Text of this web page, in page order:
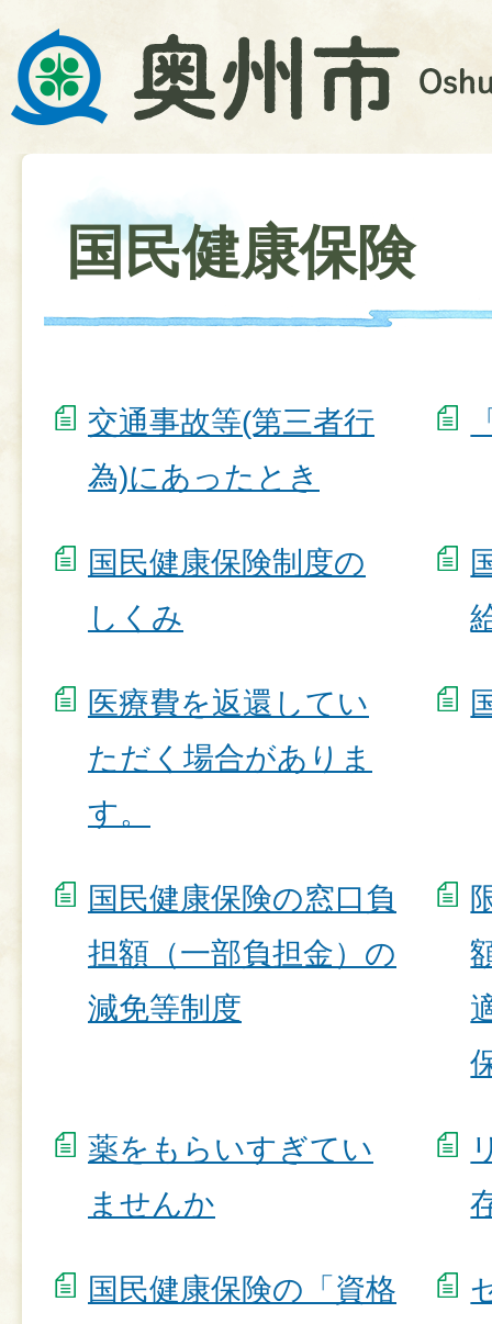
国民健康保険
交通事故等(第三者行
為)にあったとき
国民健康保険制度の
しくみ
医療費を返還してい
ただく場合がありま
す。
国民健康保険の窓口負
担額（一部負担金）の
減免等制度
薬をもらいすぎてい
ませんか
国民健康保険の「資格